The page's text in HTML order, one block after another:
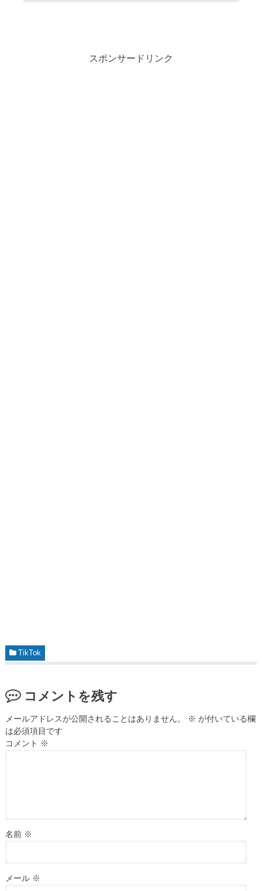
スポンサードリンク
TikTok
コメントを残す
メールアドレスが公開されることはありません。 ※ が付いている欄
は必須項目です
コメント ※
名前 ※
メール ※